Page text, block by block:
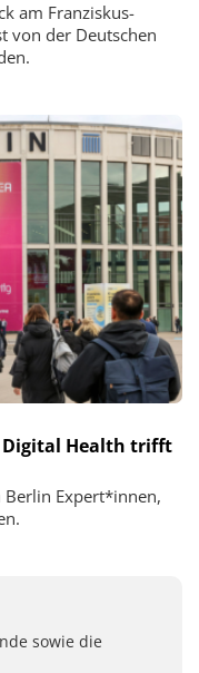
am Franziskus-
von der Deutschen
Digital Health trifft
Expert*innen,
sowie die